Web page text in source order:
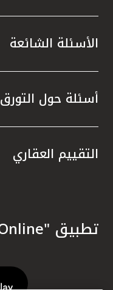
الأسئلة الشائعة
أسئلة حول التورق
التقييم العقاري
تطبيق "KFHOnline" للهواتف الذكية